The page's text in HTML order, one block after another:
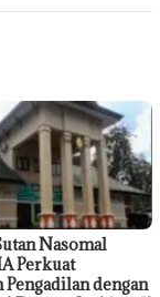
Nasomal
Perkuat
dengan